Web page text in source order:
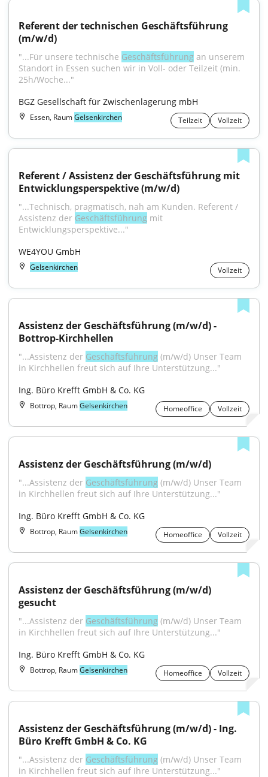
Referent der technischen Geschäftsführung
(m/w/d)
"...Für unsere technische Geschäftsführung an unserem
Standort in Essen suchen wir in Voll- oder Teilzeit (min.
25h/Woche..."
BGZ Gesellschaft für Zwischenlagerung mbH
Essen, RaumGelsenkirchen Teilzeit Vollzeit
Referent / Assistenz der Geschäftsführung mit
Entwicklungsperspektive (m/w/d)
"...Technisch, pragmatisch, nah am Kunden. Referent /
Assistenz der Geschäftsführung mit
Entwicklungsperspektive..."
WE4YOU GmbH
Gelsenkirchen Vollzeit
Assistenz der Geschäftsführung (m/w/d) -
Bottrop-Kirchhellen
"...Assistenz der Geschäftsführung (m/w/d) Unser Team
in Kirchhellen freut sich auf Ihre Unterstützung..."
Ing. Büro Krefft GmbH & Co. KG
Bottrop, RaumGelsenkirchen Homeoffice Vollzeit
Assistenz der Geschäftsführung (m/w/d)
"...Assistenz der Geschäftsführung (m/w/d) Unser Team
in Kirchhellen freut sich auf Ihre Unterstützung..."
Ing. Büro Krefft GmbH & Co. KG
Bottrop, RaumGelsenkirchen Homeoffice Vollzeit
Assistenz der Geschäftsführung (m/w/d)
gesucht
"...Assistenz der Geschäftsführung (m/w/d) Unser Team
in Kirchhellen freut sich auf Ihre Unterstützung..."
Ing. Büro Krefft GmbH & Co. KG
Bottrop, RaumGelsenkirchen Homeoffice Vollzeit
Assistenz der Geschäftsführung (m/w/d) - Ing.
Büro Krefft GmbH & Co. KG
"...Assistenz der Geschäftsführung (m/w/d) Unser Team
in Kirchhellen freut sich auf Ihre Unterstützung..."